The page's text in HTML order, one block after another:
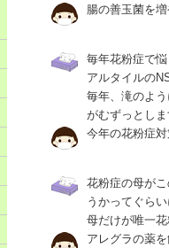
腸の善玉菌を
毎年花粉症で
アルタイルの
毎年、滝のよ
がむずっとし
今年の花粉症
花粉症の母が
うかってぐら
母だけが唯一
アレグラの薬